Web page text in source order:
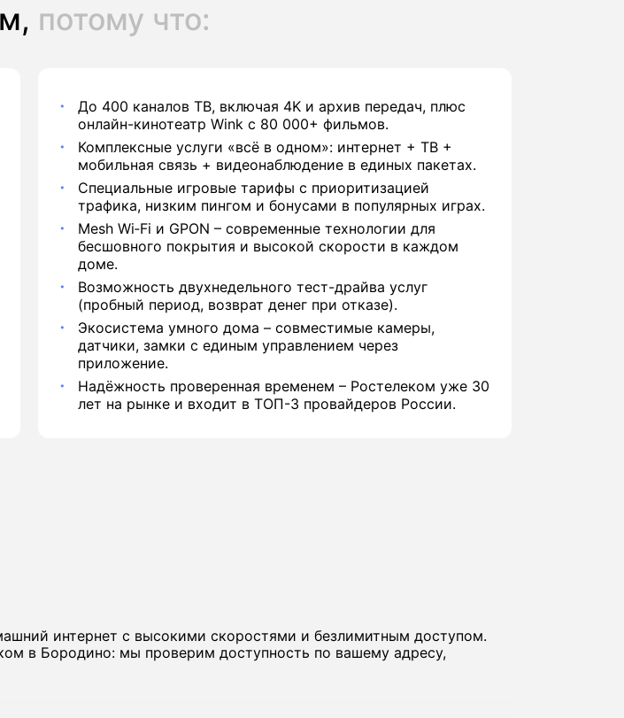
потому что:
До 400 каналов ТВ, включая 4K и архив передач, плюс
онлайн-кинотеатр Wink с 80 000+ фильмов.
Комплексные услуги «всё в одном»: интернет + ТВ +
мобильная связь + видеонаблюдение в единых пакетах.
Специальные игровые тарифы с приоритизацией
трафика, низким пингом и бонусами в популярных играх.
Mesh Wi‑Fi и GPON – современные технологии для
бесшовного покрытия и высокой скорости в каждом
доме.
Возможность двухнедельного тест-драйва услуг
(пробный период, возврат денег при отказе).
Экосистема умного дома – совместимые камеры,
датчики, замки с единым управлением через
приложение.
Надёжность проверенная временем – Ростелеком уже 30
лет на рынке и входит в ТОП-3 провайдеров России.
интернет с высокими скоростями и безлимитным доступом.
в Бородино: мы проверим доступность по вашему адресу,